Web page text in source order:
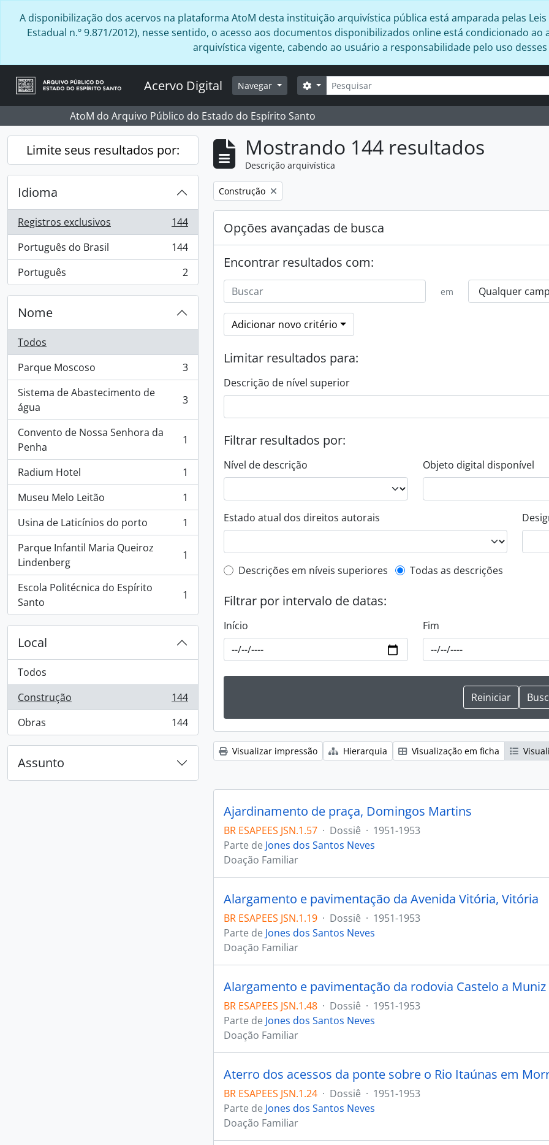
A disponibilização dos acervos na plataforma AtoM desta instituição arquivística pública está amparada pelas Leis
Estadual n.º 9.871/2012), nesse sentido, o acesso aos documentos disponibilizados online está condicionado
arquivística vigente, cabendo ao usuário a responsabilidade pelo uso
Acervo Digital Navegar Buscar
Opções de busca
AtoM do Arquivo Público do Estado do Espírito Santo
Limite seus resultados por:
Idioma
Registros exclusivos
, 144 resultados
144
Português do Brasil
, 144 resultados
144
Português
, 2 resultados 2
Nome
Todos
Parque Moscoso
, 3 resultados
3
Sistema de Abastecimento de
água
, 3 resultados 3
Convento de Nossa Senhora da
Penha
, 1 resultados 1
Radium Hotel
, 1 resultados
1
Museu Melo Leitão
, 1 resultados
1
Usina de Laticínios do porto
, 1 resultados
1
Parque Infantil Maria Queiroz
Lindenberg
, 1 resultados 1
Escola Politécnica do Espírito
Santo
, 1 resultados 1
Local
Todos
Construção
, 144 resultados
144
Obras
, 144 resultados 144
Assunto
Mostrando 144 resultados
Descrição arquivística
Remover filtro:
Construção
Opções avançadas de busca
Encontrar resultados com:
em
Adicionar novo critério
Limitar resultados para:
Descrição de nível superior
Filtrar resultados por:
Nível de descrição Objeto digital disponível
Estado atual dos direitos autorais
Filtro de descrição de nível superior
Descrições em níveis superiores Todas as descrições
Filtrar por intervalo de datas:
Início Fim
Visualizar impressão Hierarquia Visualização em ficha
Ajardinamento de praça, Domingos Martins
BR ESAPEES JSN.1.57 · Dossiê · 1951-1953
Parte de Jones dos Santos Neves
Doação Familiar
Alargamento e pavimentação da Avenida Vitória, Vitória
BR ESAPEES JSN.1.19 · Dossiê · 1951-1953
Parte de Jones dos Santos Neves
Doação Familiar
Alargamento e pavimentação da rodovia Castelo a
BR ESAPEES JSN.1.48 · Dossiê · 1951-1953
Parte de Jones dos Santos Neves
Doação Familiar
Aterro dos acessos da ponte sobre o Rio Itaúnas em
BR ESAPEES JSN.1.24 · Dossiê · 1951-1953
Parte de Jones dos Santos Neves
Doação Familiar